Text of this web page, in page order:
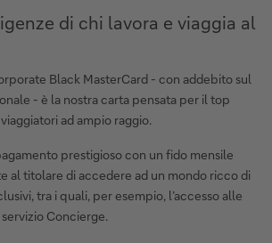
di chi lavora e viaggia al
Black MasterCard - con addebito sul
- è la nostra carta pensata per il top
ad ampio raggio.
prestigioso con un fido mensile
al titolare di accedere ad un mondo ricco di
tra i quali, per esempio, l’accesso alle
Concierge.